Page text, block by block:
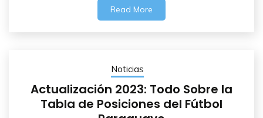
Read More
Noticias
Actualización 2023: Todo Sobre la
Tabla de Posiciones del Fútbol